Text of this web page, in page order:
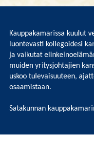
Kauppakamarissa kuulut
luontevasti kollegoidesi
ja vaikutat
muiden yritysjohtajien
uskoo tulevaisuuteen,
osaamistaan.
Satakunnan